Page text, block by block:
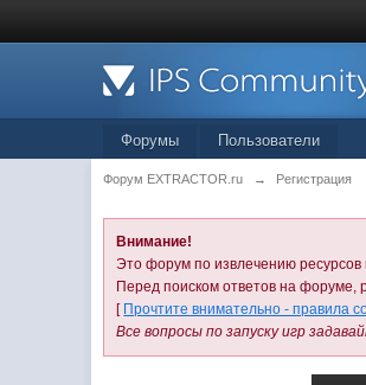
Форумы Пользователи
Форум EXTRACTOR.ru → Регистрация
Внимание!
Это форум по извлечению ресурсов
Перед поиском ответов на форуме,
[ Прочтите внимательно - правила
Все вопросы по запуску игр